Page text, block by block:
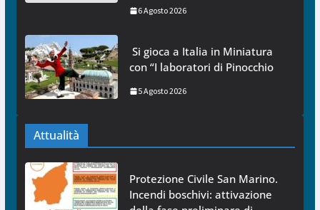
6 Agosto 2026
Si gioca a Italia in Miniatura
con “I laboratori di Pinocchio
5 Agosto 2026
Attualità
Protezione Civile San Marino.
Incendi boschivi: attivazione